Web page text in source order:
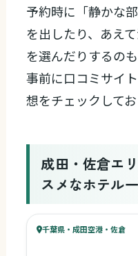
予約時に「静かな
を出したり、あえ
を選んだりするの
事前に口コミサイ
想をチェックして
成田・佐倉エ
スメなホテル
66ベビー
千葉県・成田空港・佐倉